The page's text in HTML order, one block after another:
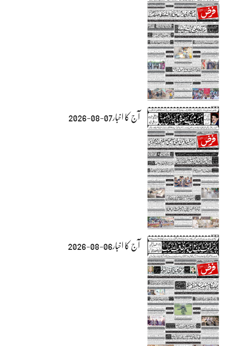
آج کا اخبار07-08-2026
آج کا اخبار06-08-2026